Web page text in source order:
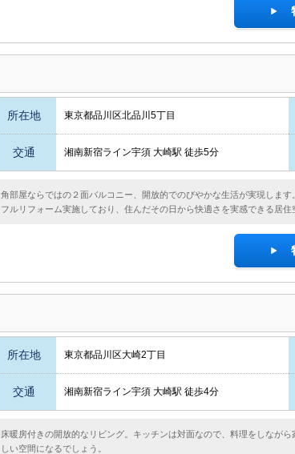
所在地 東京都品川区北品川5丁目
交通 湘南新宿ライン宇須 大崎駅 徒歩5分
角部屋ならではの２面バルコニー、開放的でのびやかな生活が実現しま
フルリフォーム実施しており、住んだその日から快適さを実感できる居住
所在地 東京都品川区大崎2丁目
交通 湘南新宿ライン宇須 大崎駅 徒歩4分
床暖房付きの開放的なリビング。キッチンは対面なので、料理をしなが
しい空間になるでしょう。